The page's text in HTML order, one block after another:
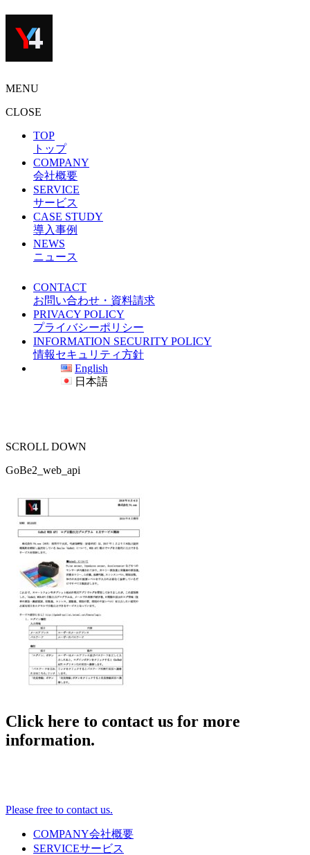
MENU
CLOSE
TOP
トップ
COMPANY
会社概要
SERVICE
サービス
CASE STUDY
導入事例
NEWS
ニュース
CONTACT
お問い合わせ・資料請求
PRIVACY POLICY
プライバシーポリシー
INFORMATION SECURITY POLICY
情報セキュリティ方針
English
日本語
SCROLL DOWN
GoBe2_web_api
Click here to contact us for more
information.
Please free to contact us.
COMPANY会社概要
SERVICEサービス